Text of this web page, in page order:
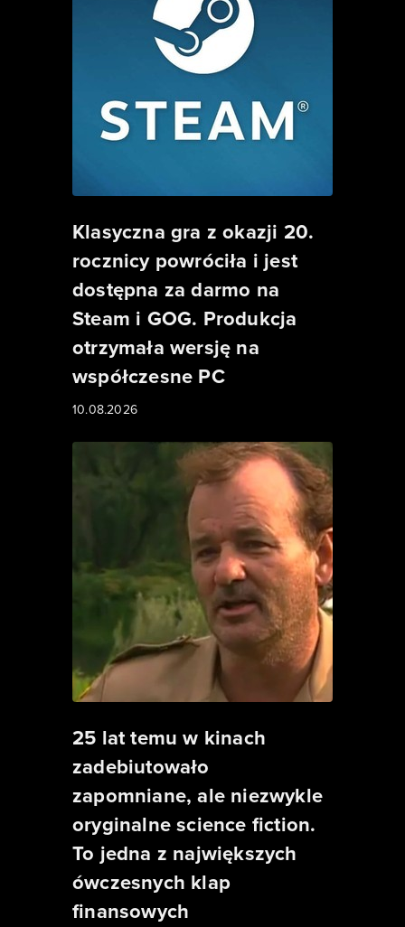
Klasyczna gra z okazji 20.
rocznicy powróciła i jest
dostępna za darmo na
Steam i GOG. Produkcja
otrzymała wersję na
współczesne PC
10.08.2026
25 lat temu w kinach
zadebiutowało
zapomniane, ale niezwykle
oryginalne science fiction.
To jedna z największych
ówczesnych klap
finansowych